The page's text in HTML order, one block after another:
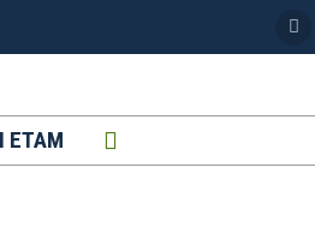
ETAM